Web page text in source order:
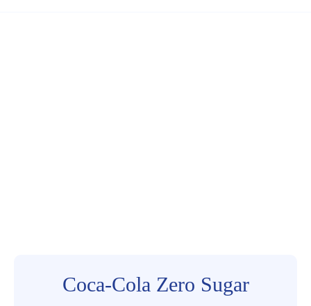
Coca-Cola Zero Sugar